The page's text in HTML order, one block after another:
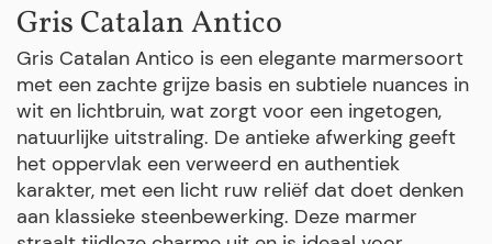
Gris Catalan Antico
Gris Catalan Antico is een elegante marmersoort
met een zachte grijze basis en subtiele nuances in
wit en lichtbruin, wat zorgt voor een ingetogen,
natuurlijke uitstraling. De antieke afwerking geeft
het oppervlak een verweerd en authentiek
karakter, met een licht ruw reliëf dat doet denken
aan klassieke steenbewerking. Deze marmer